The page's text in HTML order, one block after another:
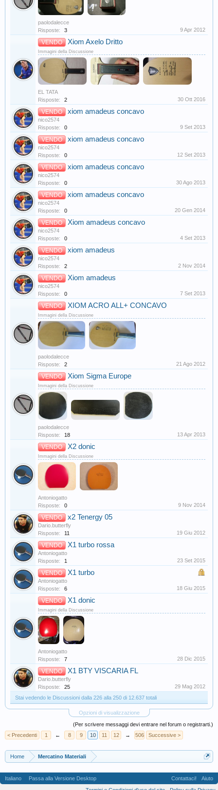
paolodalecce
Risposte:
3 9 Apr 2012
VENDO Xiom Axelo Dritto
Immagini della Discussione
EL TATA
Risposte:
2 30 Ott 2016
VENDO xiom amadeus concavo
nico2574
Risposte:
0 9 Set 2013
VENDO xiom amadeus concavo
nico2574
Risposte:
0 12 Set 2013
VENDO xiom amadeus concavo
nico2574
Risposte:
0 30 Ago 2013
VENDO xiom amadeus concavo
nico2574
Risposte:
0 20 Gen 2014
VENDO Xiom amadeus concavo
nico2574
Risposte:
0 4 Set 2013
VENDO xiom amadeus
nico2574
Risposte:
2 2 Nov 2014
VENDO Xiom amadeus
nico2574
Risposte:
0 7 Set 2013
VENDO XIOM ACRO ALL+ CONCAVO
Immagini della Discussione
paolodalecce
Risposte:
2 21 Ago 2012
VENDO Xiom Sigma Europe
Immagini della Discussione
paolodalecce
Risposte:
18 13 Apr 2013
VENDO X2 donic
Immagini della Discussione
Antoniogatto
Risposte:
0 9 Nov 2014
VENDO x2 Tenergy 05
Dario.butterfly
Risposte:
11 19 Giu 2012
VENDO X1 turbo rossa
Antoniogatto
Risposte:
1 23 Set 2015
VENDO X1 turbo
Antoniogatto
Risposte:
6 18 Giu 2015
VENDO X1 donic
Immagini della Discussione
Antoniogatto
Risposte:
7 28 Dic 2015
VENDO X1 BTY VISCARIA FL
Dario.butterfly
Risposte:
25
29 Mag 2012
Stai vedendo le Discussioni dalla 226 alla 250 di 12.637 totali
Opzioni di visualizzazione
(Per scrivere messaggi devi entrare nel forum o registrarti.)
< Precedenti
1 ← 8 9 10 11 12 → 506 Successive >
Home Mercatino Materiali
Italiano Passa alla Versione Desktop Contattaci!
Aiuto